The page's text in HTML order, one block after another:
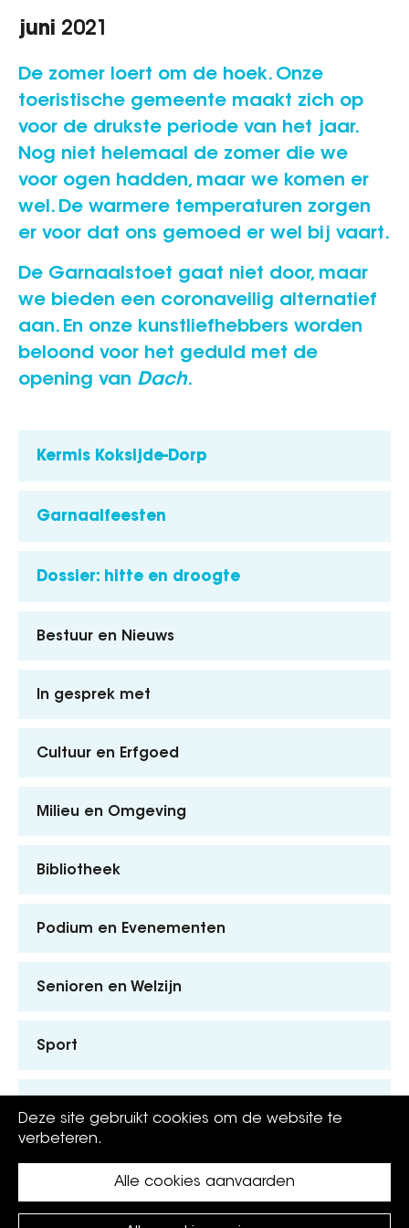
juni 2021
De zomer loert om de hoek. Onze
toeristische gemeente maakt zich op
voor de drukste periode van het jaar.
Nog niet helemaal de zomer die we
voor ogen hadden, maar we komen er
wel. De warmere temperaturen zorgen
er voor dat ons gemoed er wel bij vaart.
De Garnaalstoet gaat niet door, maar
we bieden een coronaveilig alternatief
aan. En onze kunstliefhebbers worden
beloond voor het geduld met de
opening van Dach.
Kermis Koksijde-Dorp
Garnaalfeesten
Dossier: hitte en droogte
Bestuur en Nieuws
In gesprek met
Cultuur en Erfgoed
Milieu en Omgeving
Bibliotheek
Podium en Evenementen
Senioren en Welzijn
Sport
Deze site gebruikt cookies om de website te
verbeteren.
Alle cookies aanvaarden